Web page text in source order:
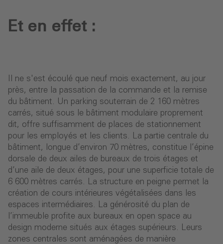
Et en effet :
Il ne s'est écoulé que neuf mois exactement, au jour
près, entre la passation de la commande et la remise
du bâtiment. Un parking souterrain de 2 160 mètres
carrés, situé sous le bâtiment modulaire proprement
dit, offre suffisamment de places de stationnement
pour les employés et les clients. La partie centrale du
bâtiment, longue d’environ 70 mètres, constitue l’épine
dorsale de deux ailes de bureaux de trois étages et
d’une aile de deux étages, pour une superficie totale de
6 600 mètres carrés. La structure en peigne permet la
création de cours intérieures végétalisées dans les
espaces intermédiaires. La générosité du plan de
l’immeuble profite aux bureaux en open space au
design moderne situés aux étages supérieurs. Leurs
zones centrales sont aménagées de manière